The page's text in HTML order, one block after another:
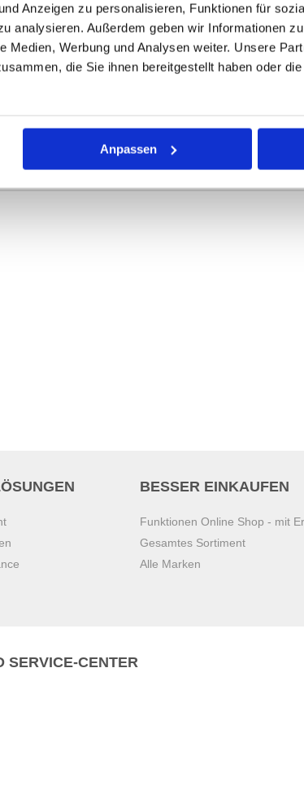
Anzeigen zu personalisieren, Funktionen für
analysieren. Außerdem geben wir Informationen
Medien, Werbung und Analysen weiter. Unsere
die Sie ihnen bereitgestellt haben oder
Anpassen
mit kreisförmigem Querschnitt für die
die Abmessungen.
BESSER EINKAUFEN
Funktionen Online Shop - mit
Gesamtes Sortiment
Alle Marken
SERVICE-CENTER